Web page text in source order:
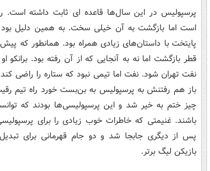
پرسپولیس در این سال‌ها قاعده ای ثابت داشته است.
است اما بازگشت به آن خیلی سخت. به همین دلیل
پایتخت با داستان‌های زیادی همراه بود. همانطور که
قطر بازگشت اما نه به آنجایی که از آن رفته بود. برانکو
نفت تهران شود. نفت اما تیمی نبود که ستاره را راضی
باز هم رفتنش به پرسپولیس به بن‌بست خورد راه تیم
چیز ختم به خیر شد و این پرسپولیسی‌ها بودند که
باشند. غنیمتی که خاطرات خوب زیادی را برای
پس از دیگری جابجا شد و دو جام قهرمانی برای
بازیکن لیگ برتر.